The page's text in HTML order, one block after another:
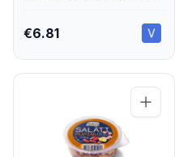
€6.81